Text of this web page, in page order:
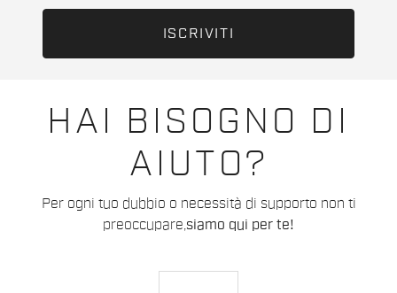
HAI BISOGNO DI
AIUTO?
Per ogni tuo dubbio o necessità di supporto non ti
preoccupare,siamo qui per te!